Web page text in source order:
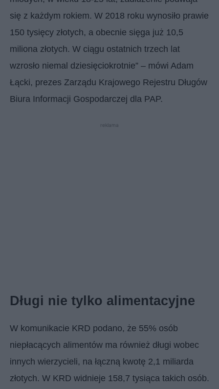
się z każdym rokiem. W 2018 roku wynosiło prawie
150 tysięcy złotych, a obecnie sięga już 10,5
miliona złotych. W ciągu ostatnich trzech lat
wzrosło niemal dziesięciokrotnie” – mówi Adam
Łącki, prezes Zarządu Krajowego Rejestru Długów
Biura Informacji Gospodarczej dla PAP.
reklama
Długi nie tylko alimentacyjne
W komunikacie KRD podano, że 55% osób
niepłacących alimentów ma również długi wobec
innych wierzycieli, na łączną kwotę 2,1 miliarda
złotych. W KRD widnieje 158,7 tysiąca takich osób.